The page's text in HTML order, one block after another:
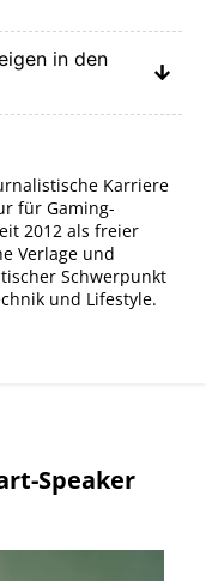
in den
Karriere
für Gaming-
2012 als freier
Verlage und
Schwerpunkt
und Lifestyle.
Speaker